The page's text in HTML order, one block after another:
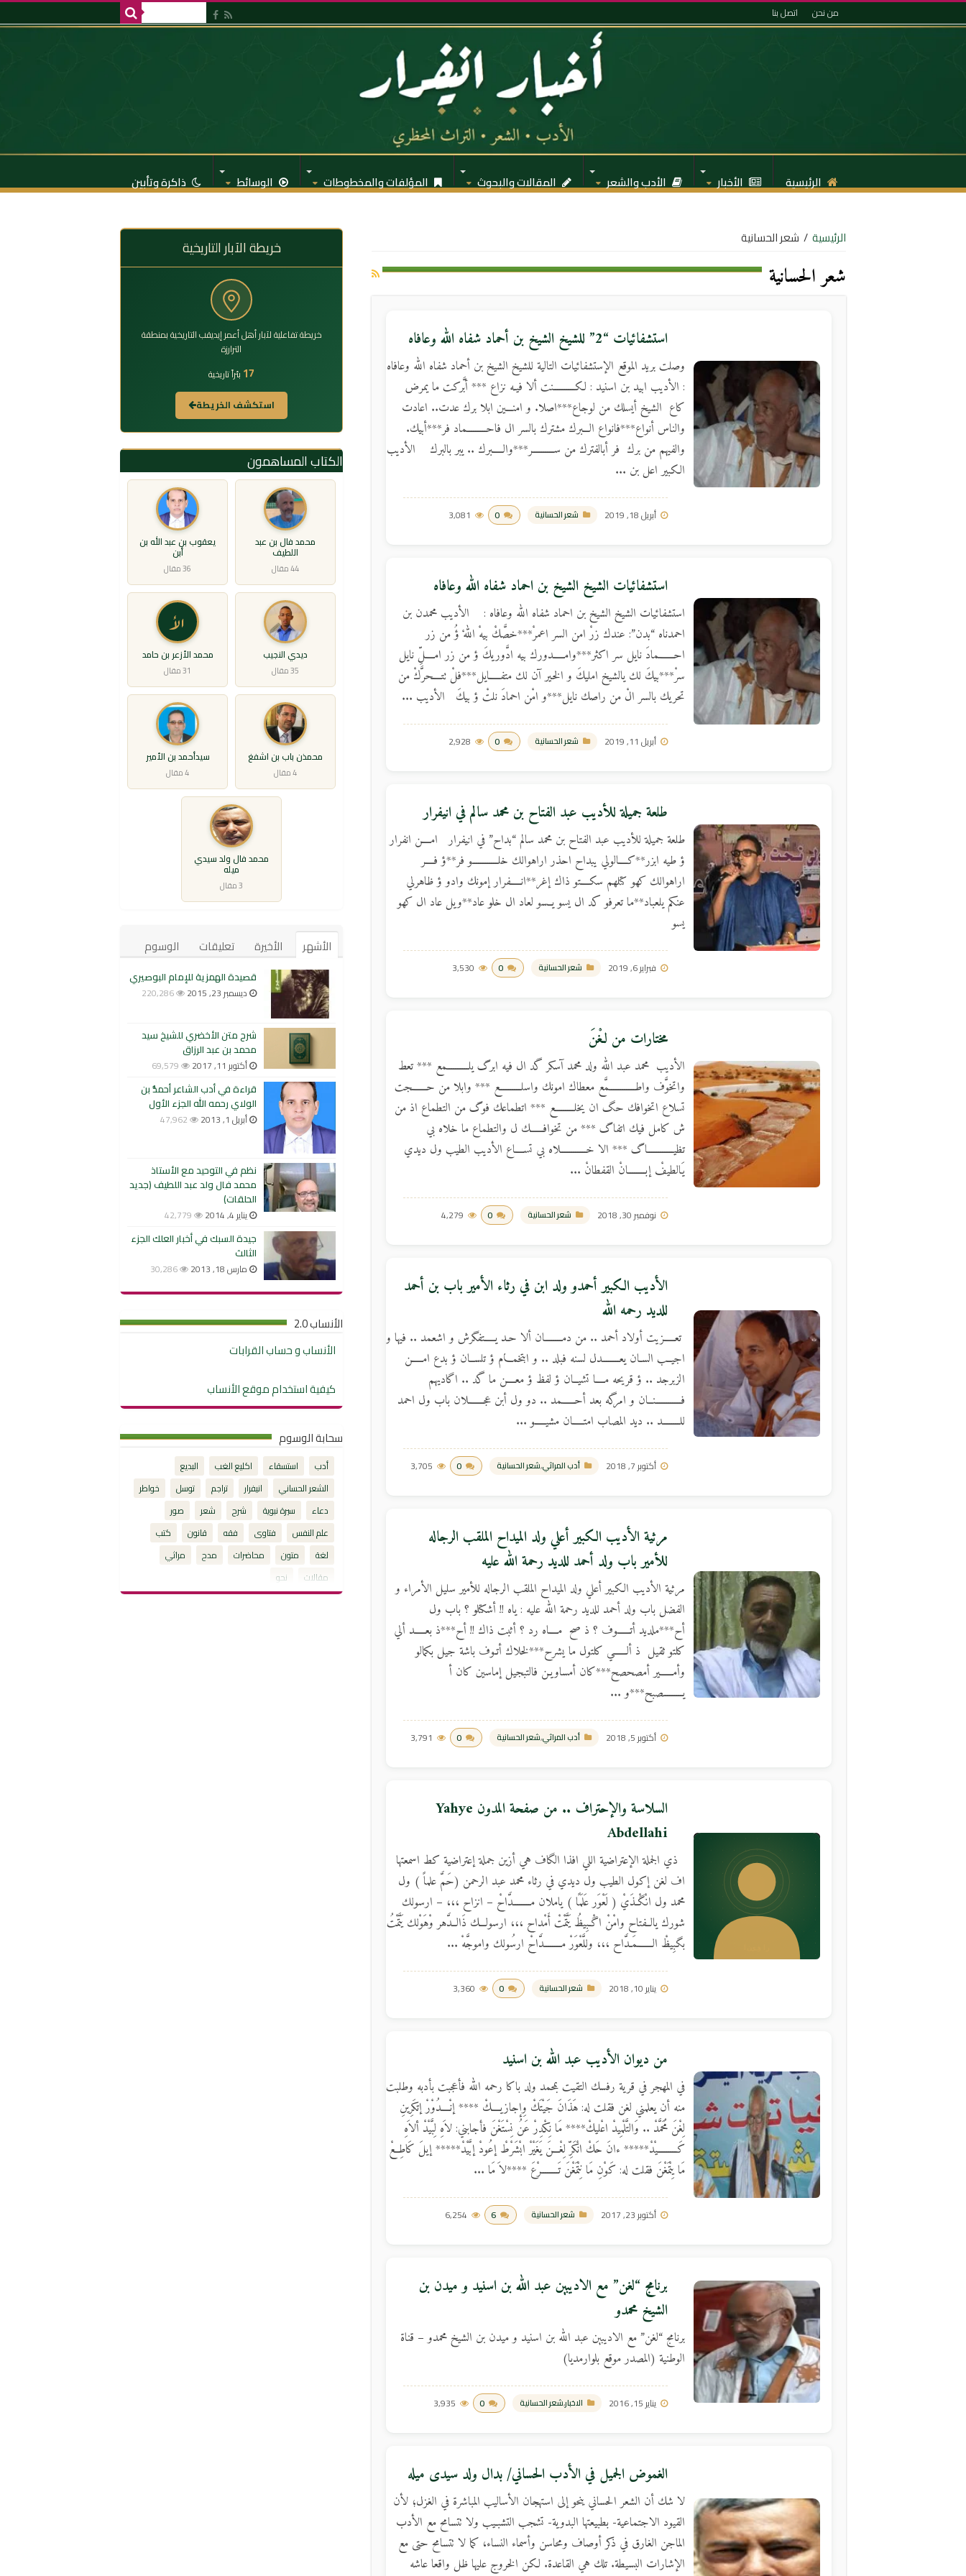
من نحن اتصل بنا
الرئيسية الأخبار الأدب والشعر المقالات والبحوث المؤلفات والمخطوطات الوسائط ذاكرة وتأبين
الرئيسية / شعر الحسانية
شعر الحسانية
استشفائيات “2” للشيخ الشيخ بن أحماد شفاه الله وعافاه
أبريل 18, 2019 شعر الحسانية 0
3,081
وصلت بريد الموقع الإستشفائيات التالية للشيخ الشيخ بن أحماد شفاه الله وعافاه
: الأديب ابيد بن اسنيد : لكــــــــــنت ألا فيـه نزاع *** أبَّركت ما يمرض
كاع الشيخ أيسلك من لوجاع***اصلا. و امنـــين ابلا برك عدت.. اعادت
والناس أنواع***فانواع الـــبرك مشترك بالسر ال فاحـــــــــماد فر***أبيك.
والفيهم من برك فر أبالفترك من ســــــــــر***والـــــبرك .. يبر بالبرك الأديب
الكبير اعل بن ...
استشفائيات الشيخ الشيخ بن احماد شفاه الله وعافاه
أبريل 11, 2019 شعر الحسانية 0
2,928
استشفائيات الشيخ الشيخ بن احماد شفاه الله وعافاه : الأديب محمدن بن
احمدناه “بدن”: عندك زرْ امن السر اعمرْ***خصَّكْ بيهْ اللهْ ؤُ من زر
احـــــــمادَ نايل سر اكثر***وامـــــدورك بيه ادَّوريكَ ؤ من زر امــــلِّ نايل
سرْ***بيكَ لك يالشيخ امليكَ و الخير آن لك متفـــــايل***فلْ تتــــحرَّكْ من
تحريك بالسر الْ من راصك نايل***و امْن احمادَ نلتْ ؤ بيكَ الأديب ...
طلعة جميلة للأديب عبد الفتاح بن محمد سالم في انيفرار
فبراير 6, 2019 شعر الحسانية 0
3,530
طلعة جميلة للأديب عبد الفتاح بن محمد سالم “بداح” في انيفرار امــــن انفرار
ؤ طيه ابزر**كــــالولي يبداح احذر اراهوالك خلــــــــــــو فر**ؤ فــــر
اراهوالك كهو كتلهم سكــــتو ذاك إغر**انـــــفرار إمونك وادو ؤ ظاهرلي
عنكم يلعباد**ما تعرفو كد ال يسو يــسو لعاد ال خلو عاد**ويل عاد ال كهو
يسو
مختارات من لـغْنَ
نوفمبر 30, 2018 شعر الحسانية 0
4,279
الأديب محمد عبد الله ولد محمد آسكر گد ال فيه ابرگ يلــــــــــمع *** تعط
واتخوَّف واطــــــــــــمَّع معطاك امونك واسلــــــــــع *** وابلا من حـــــــجت
تسلاع اتخوافك حگ ان يخلـــــــــع *** اتطماعك فوگ من التطماع اذ من
ش كامل فيك اتفاگ *** من تخوافــــــك ل والتطماع ما خلاه بي
تظيــــــــــــاگ *** الا خــــــــــــلاه بي تســــاع الأديب الطيب ول ديدي
يَالطيفْ إبــــــــانْ القفطانْ ...
الأديب الكبير أحمدو ولد ابن في رثاء الأمير باب بن أحمد
للديد رحمه الله
أكتوبر 7, 2018 أدب المراثي,شعر الحسانية 0
3,705
تعـــــزيت أولاد أحمد .. من دمــــــــان ألا حـد يـــــتفگرش و اشعمد .. فيها و
اجيــب السـان يعــــــــدل لسنه فبلد .. و ابتخمـــام ؤ تلســان ؤ بدع امـــــن
الزبرجد .. ؤ قريحه مــــا تشيــان ؤ لفظ ؤ معــــن ما گد .. اگاديهم
فــــــــــــنــان و امرگه بعد أحــــــمد .. دو ول أبن عجـــــــلان باب ول احمد
للــــــــد .. ديد المصاب امتـــــان مشيـــــو ...
مرثية الأديب الكبير أعلي ولد الميداح الملقب الرجاله
للأمير باب ولد أحمد للديد رحمة الله عليه
أكتوبر 5, 2018 أدب المراثي,شعر الحسانية 0
3,791
مرثية الأديب الكبير أعلي ولد الميداح الملقب الرجاله للأمير سليل الأمراء و
الفضل باب ولد أحمد للديد رحمة الله عليه : ياه !! أشكتلو ؟ باب ول
أح***ملديد أتــــــوف ؟ ذ صح مــــاه رد ؟ أثبت ذاك !! أح***ذ بعـــــد ألي
كلتو ثقيل ذ ألــــــي كلتول ما يشرح***لخلاك أتـوف باشة جيل بكمالو
وأمــــــير أمصحصح***كان أمساويـن فالتبجيل إماسين كان أ
يـــــــــصبح***و ...
السلاسة والإحتراف .. من صفحة المدون Yahye
Abdellahi
يناير 10, 2018 شعر الحسانية 0
3,360
ذي الجملة الإعتراضية اللي افذا الگاف هي أزين جملة إعتراضية كط اسمعتها
اف لغن إكول الطيب ول ديدي في رثاء محمد عبد الرحمن (حَمَّ علماً ) ول
محمد ول انْگْـذَيْ ( لَعْوَر عَلَمًا ) ياملان مــــــــدَّاحْ – انزاح ،،، – ارسولك
شورك يالــفتاح وامْنْ اگْـبِيظُ يَتَّمْتْ أَمْداح ،،، ارسولـــك ذَالــدَّهر وْهَوْلك يَتَّمْتُ
بگبِيظْ الـــــــمَـدَّاح ،،، وللَّعْوَرْ مــــــــدَّاحْ ارسُولك واموجَّهْ ...
من ديوان الأديب عبد الله بن اسنيد
أكتوبر 23, 2017 شعر الحسانية 6
6,254
في المهجر في قرية رفسك التقيت بمحمد ولد باكا رحمه الله فأعجبت بأدبه وطلبت
منه أن يعلمني لغن فقلت له: هَذَانَ جَيْتَكْ وِإجازيــــكْ **** إنْــــدُوْرْ إتكَرِينِ
لِغْنَ مُحَمَّدْ .. وَالتَّلْمِيدْ اعْليكْ**** مَا نِكْدِرْ عَنُ نِسْتَغْنَ فأجابني: لاَهِ لِبَّيْدْ ألاَهِ
كَـــــــــيْدْ***** ءانَ حَكْ انْكَرِّ لِغْـــنَ يَغَيْرْ ابْشَرْطْ إعُودْ إبَّيْدْ***** إيلَ كَاطِعْ
مَا يِتْمَغْنَ فقلت له: كَوْنِ مَا نِتْمَغْنَ تَــــــــرْعَ ****لاَ مَا ...
برنامج “لغن” مع الاديبين عبد الله بن اسنيد و ميدن بن
الشيخ محمدو
يناير 15, 2016 الاخبار,شعر الحسانية 0
3,935
برنامج “لغن” مع الاديبين عبد الله بن اسنيد و ميدن بن الشيخ محمدو – قناة
الوطنية (المصدر موقع بلوارمديا)
الغموض الجميل في الأدب الحساني/ بدال ولد سيدى ميله
لا شك أن الشعر الحساني ينحو إلى استهجان الأساليب المباشرة في الغزل؛ لأن
القيود الاجتماعية- بطبيعتها البدوية- تشجب التشبـيب ولا تتسامح مع الأدب
الماجن الغارق في ذكر أوصاف ومحاسن وأسماء النساء، كما لا تتسامح حتى مع
الإشارات البسيطة. تلك هي القاعدة. لكن الخروج عليها ظل واقعا عاشه
خريطة الآبار التاريخية
خريطة تفاعلية لآبار أهل أعمر إيديقب التاريخية بمنطقة
الترارزة
17 بئراً تاريخية
استكشف الخريطة
الكتاب المساهمون
محمد فال بن عبد
اللطيف
44 مقال
يعقوب بن عبد الله بن
أبن
36 مقال
ديدي النجيب
35 مقال
الأ
محمد الأزعر بن حامد
31 مقال
محمذن باب بن اشفغ
4 مقال
سيدأحمد بن الأمير
4 مقال
محمد فال ولد سيدي
ميله
3 مقال
الأشهر الأخيرة تعليقات الوسوم
قصيدة الهمزية للإمام البوصيري
ديسمبر 23, 2015 220,286
شرح متن الأخضري للشيخ سيد
محمد بن عبد الرزاق
أكتوبر 11, 2017 69,579
قراءة في أدب الشاعر أحمدُّ بن
الولاي رحمه الله الجزء الأول
أبريل 1, 2013 47,962
نظم في التوحيد مع الأستاذ
محمد فال ولد عبد اللطيف (جديد
الحلقات)
يناير 4, 2014 42,779
جيدة السبك في أخبار العلك الجزء
الثالث
مارس 18, 2013 30,286
الأنساب 2.0
الأنساب و حساب القرابات
كيفية استخدام موقع الأنساب
سحابة الوسوم
أدب استسقاء اكليع الغب
البديع
الشعر الحساني
انيفرار تراجم توسل
خواطر
دعاء
سيرة نبوية شرح شعر
صور
علم النفس
فتاوى فقه قانون
كتب
لغة
متون محاضرات مدح
مراثي
مقالات
نحو